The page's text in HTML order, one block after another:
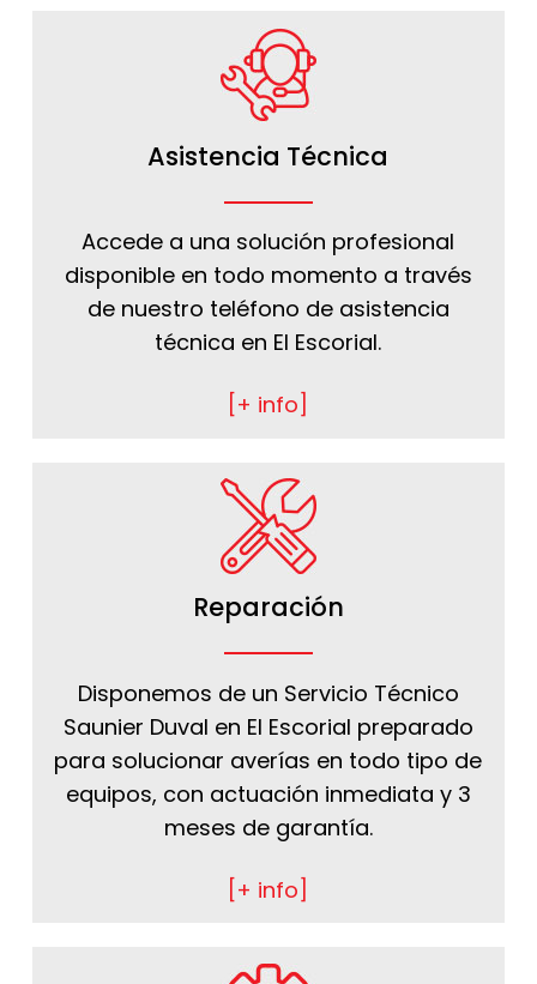
Asistencia Técnica
Accede a una solución profesional
disponible en todo momento a través
de nuestro teléfono de asistencia
técnica en El Escorial.
[+ info]
Reparación
Disponemos de un Servicio Técnico
Saunier Duval en El Escorial preparado
para solucionar averías en todo tipo de
equipos, con actuación inmediata y 3
meses de garantía.
[+ info]